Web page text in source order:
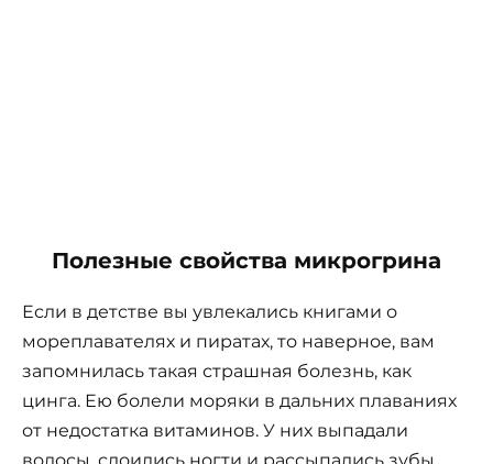
Полезные свойства микрогрина
Если в детстве вы увлекались книгами о
мореплавателях и пиратах, то наверное, вам
запомнилась такая страшная болезнь, как
цинга. Ею болели моряки в дальних плаваниях
от недостатка витаминов. У них выпадали